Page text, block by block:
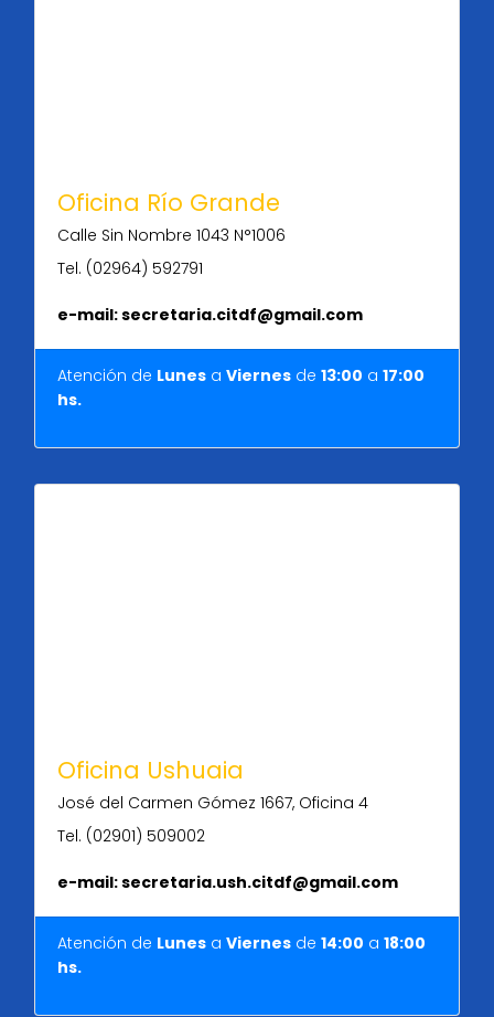
Oficina Río Grande
Calle Sin Nombre 1043 N°1006
Tel. (02964) 592791
e-mail: secretaria.citdf@gmail.com
Atención de Lunes a Viernes de 13:00 a 17:00
hs.
Oficina Ushuaia
José del Carmen Gómez 1667, Oficina 4
Tel. (02901) 509002
e-mail: secretaria.ush.citdf@gmail.com
Atención de Lunes a Viernes de 14:00 a 18:00
hs.